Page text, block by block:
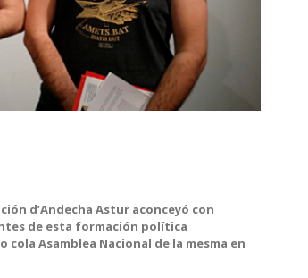
d’Andecha Astur aconceyó con
de esta formación política
cola Asamblea Nacional de la mesma en